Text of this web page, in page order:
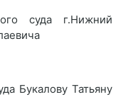
суда г.Нижний
Букалову Татьяну